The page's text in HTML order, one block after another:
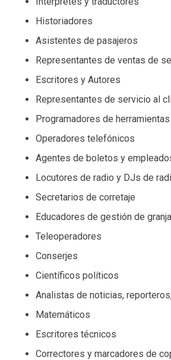
Historiadores
Asistentes de pasajeros
Representantes de ventas de
Escritores y Autores
Representantes de servicio al
Programadores de herramientas
Operadores telefónicos
Agentes de boletos y
Locutores de radio y DJs de
Secretarios de corretaje
Educadores de gestión de
Teleoperadores
Conserjes
Científicos políticos
Analistas de noticias,
Matemáticos
Escritores técnicos
Correctores y marcadores de